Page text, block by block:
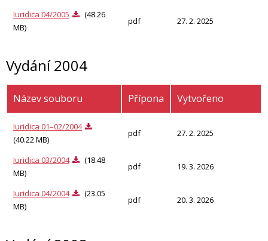
Iuridica 04/2005
(48.26
MB)
pdf 27. 2. 2025
Vydání 2004
Název souboru Přípona Vytvořeno
Iuridica 01–02/2004
(40.22 MB)
pdf 27. 2. 2025
Iuridica 03/2004
(18.48
MB)
pdf 19. 3. 2026
Iuridica 04/2004
(23.05
MB)
pdf 20. 3. 2026